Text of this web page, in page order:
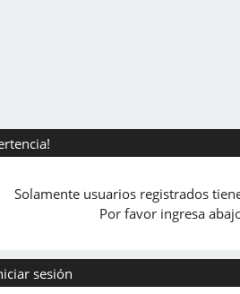
Solamente usuarios registrados
Por favor ingresa
sesión